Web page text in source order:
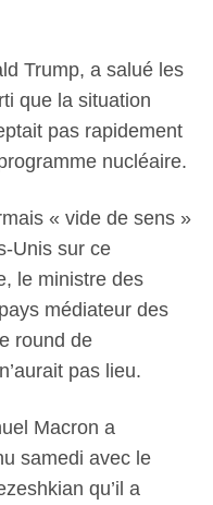
Trump, a salué les
que la situation
pas rapidement
nucléaire.
« vide de sens »
Unis sur ce
le ministre des
médiateur des
round de
pas lieu.
Macron a
samedi avec le
qu’il a